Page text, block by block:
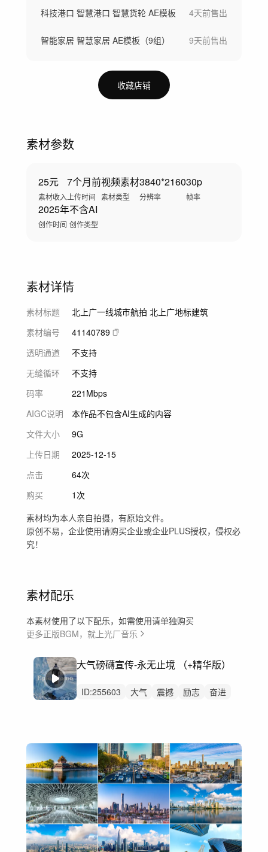
科技港口 智慧港口 智慧货轮 AE模板 4天前售出
智能家居 智慧家居 AE模板（9组） 9天前售出
收藏店铺
素材参数
25元
素材收入
7个月前
上传时间
视频素材
素材类型
3840*2160
分辨率
30p
帧率
2025年
创作时间
不含AI
创作类型
素材详情
素材标题
北上广一线城市航拍 北上广地标建筑
素材编号
41140789
透明通道
不支持
无缝循环
不支持
码率
221Mbps
AIGC说明
本作品不包含AI生成的内容
文件大小
9G
上传日期
2025-12-15
点击
64次
购买
1次
素材均为本人亲自拍摄，有原始文件。
原创不易，企业使用请购买企业或企业PLUS授权，侵权必
究！
素材配乐
本素材使用了以下配乐，如需使用请单独购买
更多正版BGM，就上光厂音乐
大气磅礴宣传-永无止境 （+精华版）
ID:255603 大气 震撼 励志
奋进